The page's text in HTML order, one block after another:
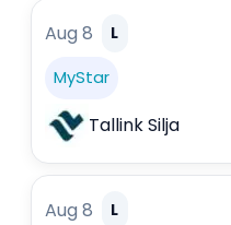
Aug 8 L
MyStar
Tallink Silja
Aug 8 L